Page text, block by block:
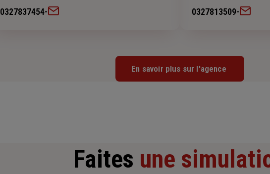
0327837454- 0327813509-
En savoir plus sur l'agence
Faites une